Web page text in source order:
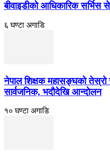
बीवाइडीको आधिकारिक सर्भिस
६ घण्टा अगाडि
नेपाल शिक्षक महासङ्घको तेस्रो
सार्वजनिक, भदाैदेखि आन्दाेलन
१० घण्टा अगाडि